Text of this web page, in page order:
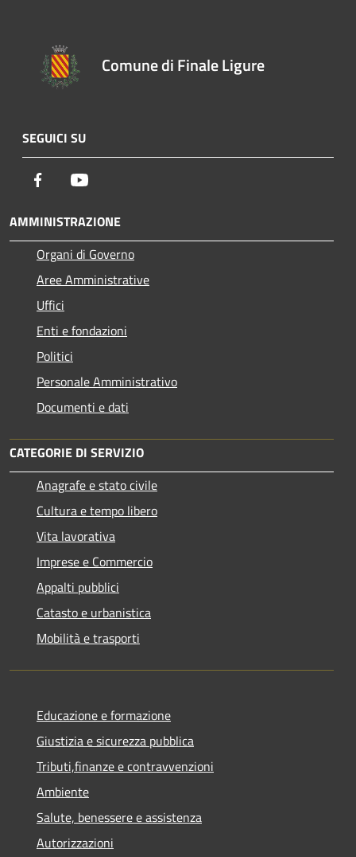
Comune di Finale Ligure
SEGUICI SU
Facebook
AMMINISTRAZIONE
Organi di Governo
Aree Amministrative
Uffici
Enti e fondazioni
Politici
Personale Amministrativo
Documenti e dati
CATEGORIE DI SERVIZIO
Anagrafe e stato civile
Cultura e tempo libero
Vita lavorativa
Imprese e Commercio
Appalti pubblici
Catasto e urbanistica
Mobilità e trasporti
Educazione e formazione
Giustizia e sicurezza pubblica
Tributi,finanze e contravvenzioni
Ambiente
Salute, benessere e assistenza
Autorizzazioni